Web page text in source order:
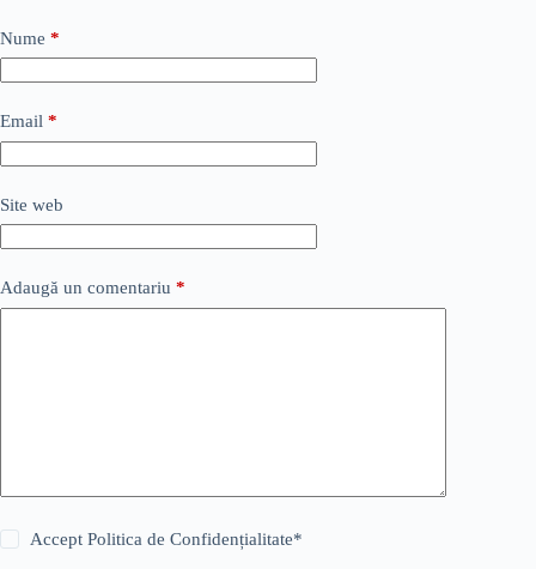
Nume *
Email *
Site web
Adaugă un comentariu *
AcceptPolitica de Confidențialitate*